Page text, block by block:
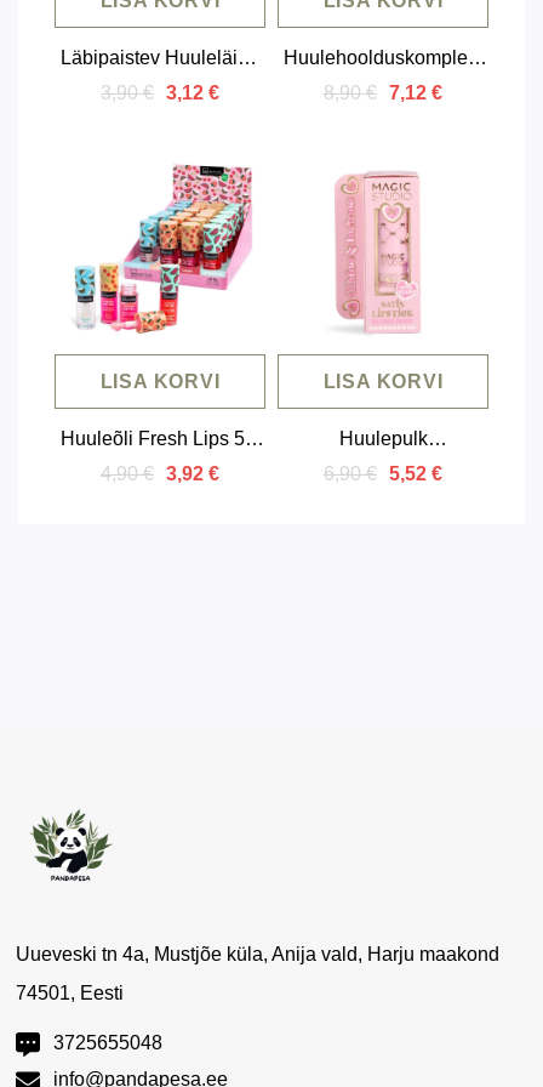
Läbipaistev Huuleläige
Crystal Clear
3,90 € 3,12 €
Huulehoolduskomplekt
2in1 (koorija ja öömask)
8,90 € 7,12 €
LISA KORVI
Huuleõli Fresh Lips 5,7
ml
4,90 € 3,92 €
LISA KORVI
Huulepulk
võtmehoidjaga 3,5g
6,90 € 5,52 €
Uueveski tn 4a, Mustjõe küla, Anija vald, Harju maakond
74501, Eesti
3725655048
info@pandapesa.ee